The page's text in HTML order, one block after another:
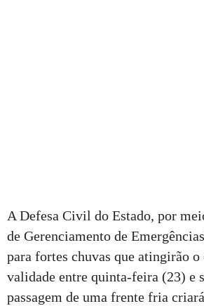
A Defesa Civil do Estado, por
de Gerenciamento de
para fortes chuvas que atingirão o
validade entre quinta-feira (23) e
passagem de uma frente fria